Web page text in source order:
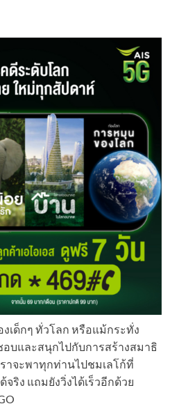
เด็กๆ ทั่วโลก หรือแม้กระทั่ง
บและสนุกไปกับการสร้างสมาธิ
าจะพาทุกท่านไปชมเลโก้ที่
ริง แถมยังวิ่งได้เร็วอีกด้วย